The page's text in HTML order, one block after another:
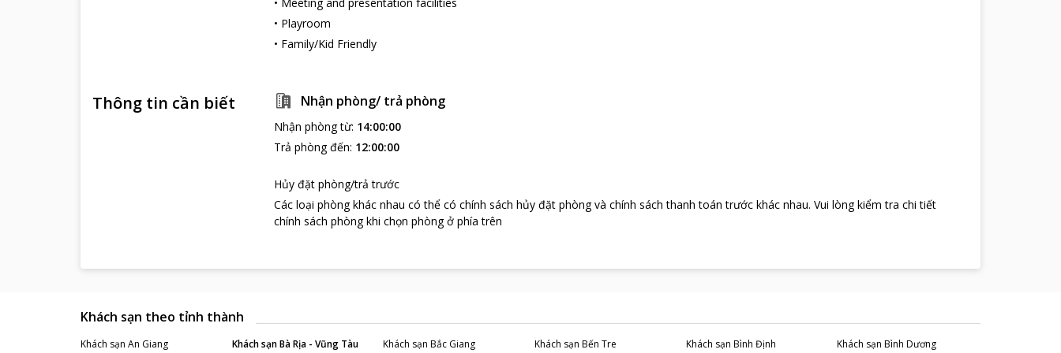
• Playroom
• Family/Kid Friendly
Thông tin cần biết Nhận phòng/ trả phòng
Nhận phòng từ: 14:00:00
Trả phòng đến: 12:00:00
Hủy đặt phòng/trả trước
Các loại phòng khác nhau có thể có chính sách hủy đặt phòng và chính sách thanh toán trước khác nhau. Vui lòng kiểm tra chi tiết
chính sách phòng khi chọn phòng ở phía trên
Khách sạn theo tỉnh thành
Khách sạn An Giang Khách sạnBà Rịa - Vũng Tàu Khách sạn Bắc Giang Khách sạn Bến Tre Khách sạn Bình Định Khách sạn Bình Dương